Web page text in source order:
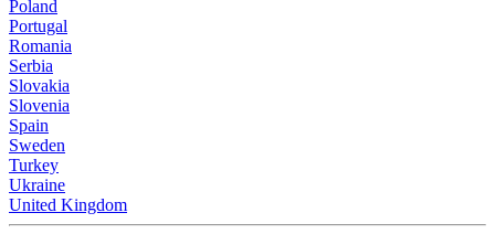
Poland
Portugal
Romania
Serbia
Slovakia
Slovenia
Spain
Sweden
Turkey
Ukraine
United Kingdom